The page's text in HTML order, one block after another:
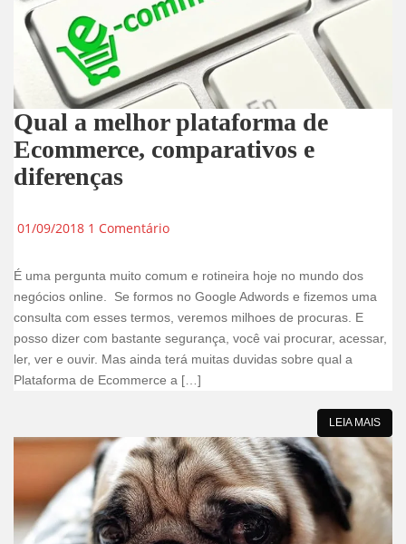
Qual a melhor plataforma de
Ecommerce, comparativos e
diferenças
01/09/2018 1 Comentário
É uma pergunta muito comum e rotineira hoje no mundo dos
negócios online. Se formos no Google Adwords e fizemos uma
consulta com esses termos, veremos milhoes de procuras. E
posso dizer com bastante segurança, você vai procurar, acessar,
ler, ver e ouvir. Mas ainda terá muitas duvidas sobre qual a
Plataforma de Ecommerce a […]
LEIA MAIS